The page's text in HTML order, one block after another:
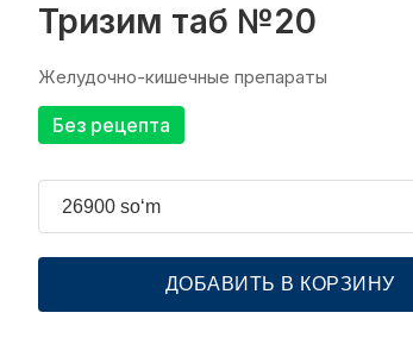
Тризим таб №20
Желудочно-кишечные препараты
Без рецепта
ДОБАВИТЬ В КОРЗИНУ